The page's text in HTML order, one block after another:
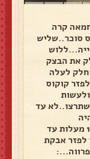
גרם חמאה קרה
סוכר..שליש
את הבצק
חלק לעלה
קוקוס
עד
עדין...להכניס לתנור 180 מעלות עד
אבקת